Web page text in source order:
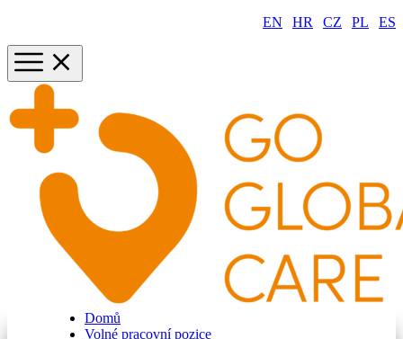
EN HR CZ PL ES
Domů
Volné pracovní pozice